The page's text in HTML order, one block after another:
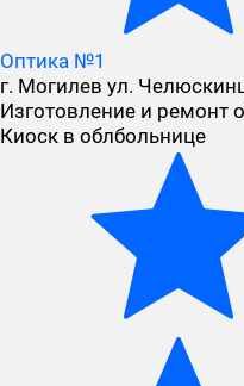
Оптика №1
г. Могилев ул.
Изготовление и ремонт
Киоск в облбольнице